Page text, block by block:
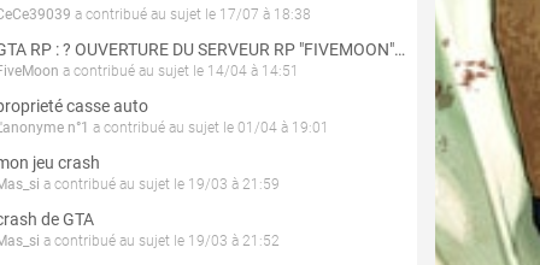
a contribué au sujet le 17/07 à 18:38
GTA RP : ? OUVERTURE DU SERVEUR RP "FIVEMOON"  ACCÈS LIBRE ?
a contribué au sujet le 14/04 à 14:51
casse auto
n°1 a contribué au sujet le 01/04 à 19:01
jeu crash
a contribué au sujet le 19/03 à 21:59
de GTA
a contribué au sujet le 19/03 à 21:52